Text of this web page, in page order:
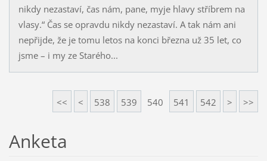
nikdy nezastaví, čas nám, pane, myje hlavy stříbrem na
vlasy.“ Čas se opravdu nikdy nezastaví. A tak nám ani
nepřijde, že je tomu letos na konci března už 35 let, co
jsme – i my ze Starého...
<< < 538 539 540 541 542 > >>
Anketa